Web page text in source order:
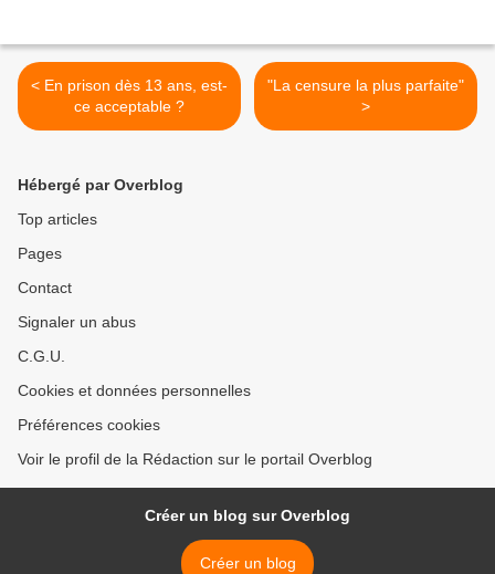
< En prison dès 13 ans, est-
ce acceptable ?
"La censure la plus parfaite"
>
Hébergé par Overblog
Top articles
Pages
Contact
Signaler un abus
C.G.U.
Cookies et données personnelles
Préférences cookies
Voir le profil de la Rédaction sur le portail Overblog
Créer un blog sur Overblog
Créer un blog